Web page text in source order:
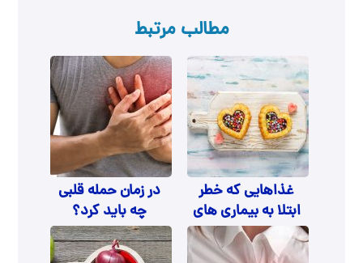
مطالب مرتبط
غذاهایی که خطر
ابتلا به بیماری های
قلبی را افزایش می
دهند
در زمان حمله قلبی
چه باید کرد؟